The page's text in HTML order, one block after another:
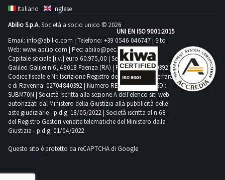
ritiro
giorno
concordato:
1
giorno
l'elenco
completo
beni
inclusi
in
questo
lotto.Beni
venduti
a
corpo
e
completo
dei
beni
inclusi
in
questo
lotto.Beni
venduti
a
corpo
non
Italiano
Inglese
Abilio S.p.A.Società a socio unico © 2026
Email: info@abilio.com | Telefono: +39 0546 046747 | Sito
Web: www.abilio.com | Pec: abilio@pec.illimity.com
Capitale sociale [i.v.] euro 60.975,00 | Sede legale in Via
Galileo Galilei n.6, 48018 Faenza (RA) | P.IVA: 02704840392 |
Codice fiscale e Nr. Iscrizione Registro delle Imprese di Ferrara
e di Ravenna: 02704840392 | Numero REA RA 224830 | SDI:
SUBM70N | Società iscritta alla sezione A dell'elenco siti web
autorizzati dal Ministero della Giustizia alla pubblicità delle
aste giudiziarie - p.d.g. 18/05/2022 | Società iscritta al n.68
del Registro Gestori vendite telematiche del Ministero della
Giustizia - p.d.g. 01/04/2022
Questo sito è protetto da reCAPTCHA di Google
UNI EN ISO 9001:2015